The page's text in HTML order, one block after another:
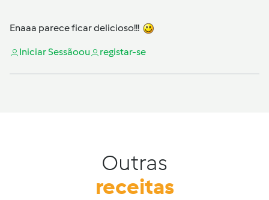
Enaaa parece ficar delicioso!!!
Iniciar Sessãoou registar-se
Outras
receitas